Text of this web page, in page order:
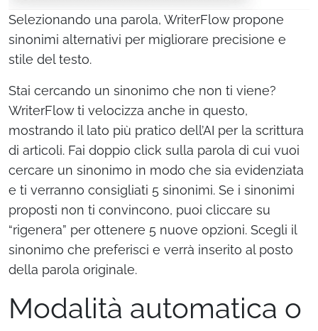
Selezionando una parola, WriterFlow propone
sinonimi alternativi per migliorare precisione e
stile del testo.
Stai cercando un sinonimo che non ti viene?
WriterFlow ti velocizza anche in questo,
mostrando il lato più pratico dell’AI per la scrittura
di articoli. Fai doppio click sulla parola di cui vuoi
cercare un sinonimo in modo che sia evidenziata
e ti verranno consigliati 5 sinonimi. Se i sinonimi
proposti non ti convincono, puoi cliccare su
“rigenera” per ottenere 5 nuove opzioni. Scegli il
sinonimo che preferisci e verrà inserito al posto
della parola originale.
Modalità automatica o